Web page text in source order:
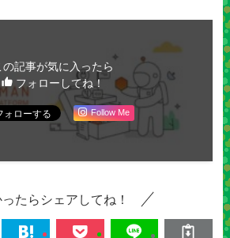
の記事が気に入ったら
フォローしてね！
Follow Me
ったらシェアしてね！